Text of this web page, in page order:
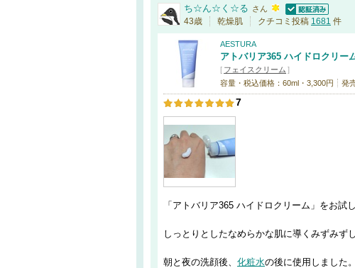
ち☆ん☆く☆る さん
認証済
43歳 乾燥肌 クチコミ投稿 1681 件
AESTURA
アトバリア365 ハイドロクリー
[ フェイスクリーム ]
容量・税込価格：60ml・3,300円
発
7
「アトバリア365 ハイドロクリーム」をお試
しっとりとしたなめらかな肌に導くみずみず
朝と夜の洗顔後、 化粧水の後に使用しました。